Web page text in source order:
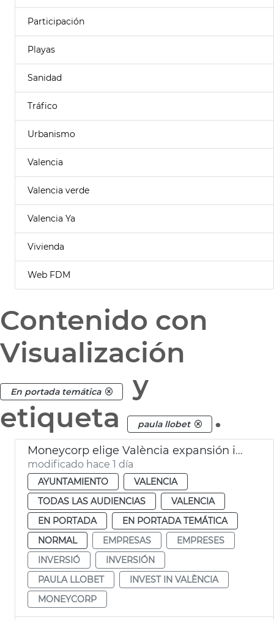
Participación
Playas
Sanidad
Tráfico
Urbanismo
Valencia
Valencia verde
Valencia Ya
Vivienda
Web FDM
Contenido con
Visualización
En portada temática
y
etiqueta
paula llobet .
Moneycorp elige València expansión internacional
modificado hace 1 día
AYUNTAMIENTO
VALENCIA
TODAS LAS AUDIENCIAS
VALENCIA
EN PORTADA
EN PORTADA TEMÁTICA
NORMAL
EMPRESAS
EMPRESES
INVERSIÓ
INVERSIÓN
PAULA LLOBET
INVEST IN VALÈNCIA
MONEYCORP